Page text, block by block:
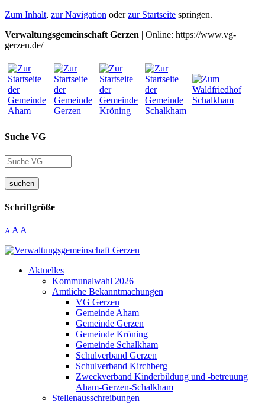
Zum Inhalt, zur Navigation oderzur Startseite springen.
Verwaltungsgemeinschaft Gerzen | Online: https://www.vg-
gerzen.de/
Suche VG
suchen
Schriftgröße
A A A
Aktuelles
Kommunalwahl 2026
Amtliche Bekanntmachungen
VG Gerzen
Gemeinde Aham
Gemeinde Gerzen
Gemeinde Kröning
Gemeinde Schalkham
Schulverband Gerzen
Schulverband Kirchberg
Zweckverband Kinderbildung und -betreuung
Aham-Gerzen-Schalkham
Stellenausschreibungen